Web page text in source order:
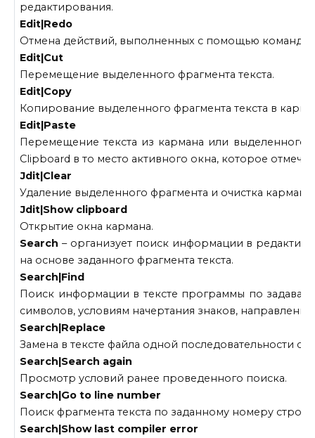
редактирования.
Edit|Redo
Отмена действий, выполненных с помощью команды
Edit|Cut
Перемещение выделенного фрагмента текста.
Edit|Copy
Копирование выделенного фрагмента текста в
Edit|Paste
Перемещение текста из кармана или выделенного
Clipboard в то место активного окна, которое
Јdit|Clear
Удаление выделенного фрагмента и очистка кармана.
Јdit|Show clipboard
Открытие окна кармана.
Search – организует поиск информации в
на основе заданного фрагмента текста.
Search|Find
Поиск информации в тексте программы по
символов, условиям начертания знаков,
Search|Replace
Замена в тексте файла одной последовательности
Search|Search again
Просмотр условий ранее проведенного поиска.
Search|Go to line number
Поиск фрагмента текста по заданному номеру
Search|Show last compiler error